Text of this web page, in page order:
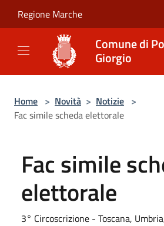
Regione Marche
Comune di
Giorgio
Home > Novità > Notizie >
Fac simile scheda elettorale
Fac simile
elettorale
3° Circoscrizione - Toscana,